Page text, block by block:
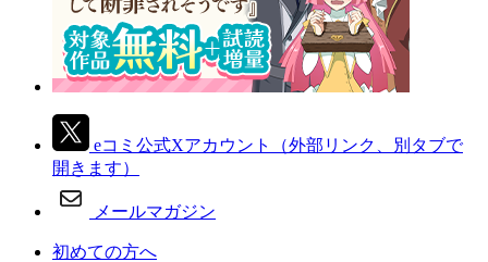
eコミ公式Xアカウント
（外部リンク、別タブで
開きます）
メールマガジン
初めての方へ